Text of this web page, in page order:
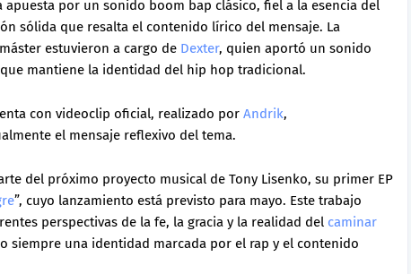
apuesta por un sonido boom bap clásico, fiel a la esencia del
sólida que resalta el contenido lírico del mensaje. La
estuvieron a cargo de Dexter, quien aportó un sonido
mantiene la identidad del hip hop tradicional.
con videoclip oficial, realizado por Andrik,
el mensaje reflexivo del tema.
del próximo proyecto musical de Tony Lisenko, su primer EP
”, cuyo lanzamiento está previsto para mayo. Este trabajo
perspectivas de la fe, la gracia y la realidad del caminar
siempre una identidad marcada por el rap y el contenido